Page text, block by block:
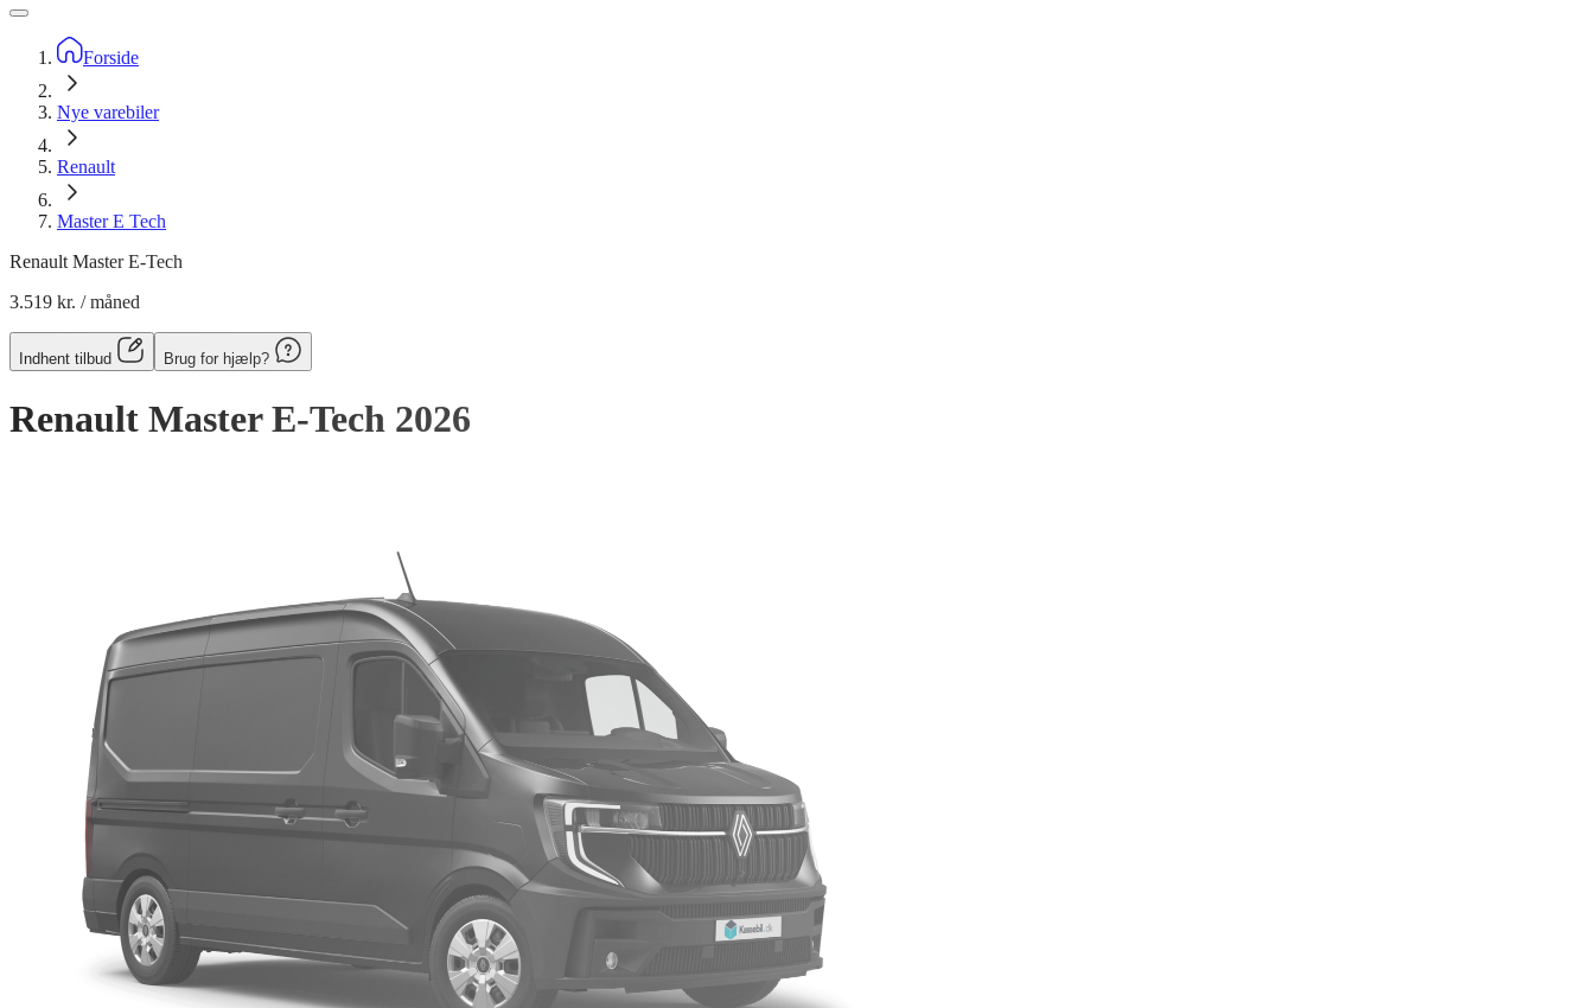
Forside
Nye varebiler
Renault
Master E Tech
Renault Master E-Tech
3.519 kr. / måned
Indhent tilbud Brug for hjælp?
Renault Master E-Tech 2026